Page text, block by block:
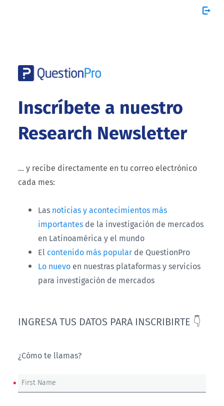
Inscríbete a nuestro
Research Newsletter
... y recibe directamente en tu correo electrónico
cada mes:
Las noticias y acontecimientos más
importantes de la investigación de mercados
en Latinoamérica y el mundo
El contenido más popular de QuestionPro
Lo nuevo en nuestras plataformas y servicios
para investigación de mercados
INGRESA TUS DATOS PARA INSCRIBIRTE 👇
¿Cómo te llamas?
First Name